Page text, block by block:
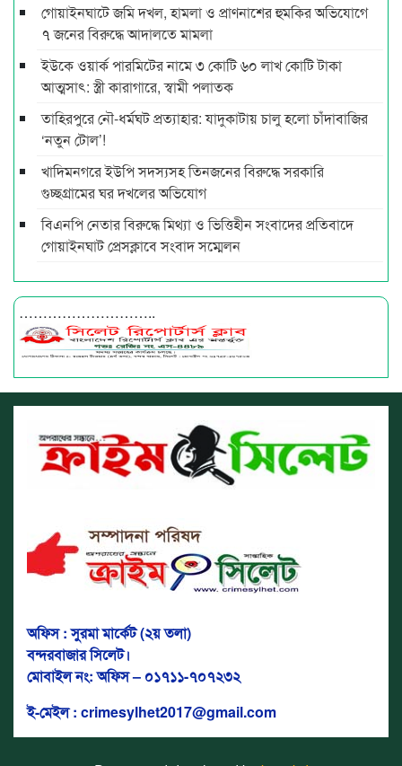
গোয়াইনঘাটে জমি দখল, হামলা ও প্রাণনাশের হুমকির অভিযোগে
৭ জনের বিরুদ্ধে আদালতে মামলা
ইউকে ওয়ার্ক পারমিটের নামে ৩ কোটি ৬০ লাখ কোটি টাকা
আত্মসাৎ: স্ত্রী কারাগারে, স্বামী পলাতক
তাহিরপুরে নৌ-ধর্মঘট প্রত্যাহার: যাদুকাটায় চালু হলো চাঁদাবাজির
‘নতুন টোল’!
খাদিমনগরে ইউপি সদস্যসহ তিনজনের বিরুদ্ধে সরকারি
গুচ্ছগ্রামের ঘর দখলের অভিযোগ
বিএনপি নেতার বিরুদ্ধে মিথ্যা ও ভিত্তিহীন সংবাদের প্রতিবাদে
গোয়াইনঘাট প্রেসক্লাবে সংবাদ সম্মেলন
………………………..
অফিস : সুরমা মার্কেট (২য় তলা)
বন্দরবাজার সিলেট।
মোবাইল নং: অফিস – ০১৭১১-৭০৭২৩২
ই-মেইল : crimesylhet2017@gmail.com